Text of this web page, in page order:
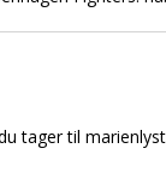
tager til